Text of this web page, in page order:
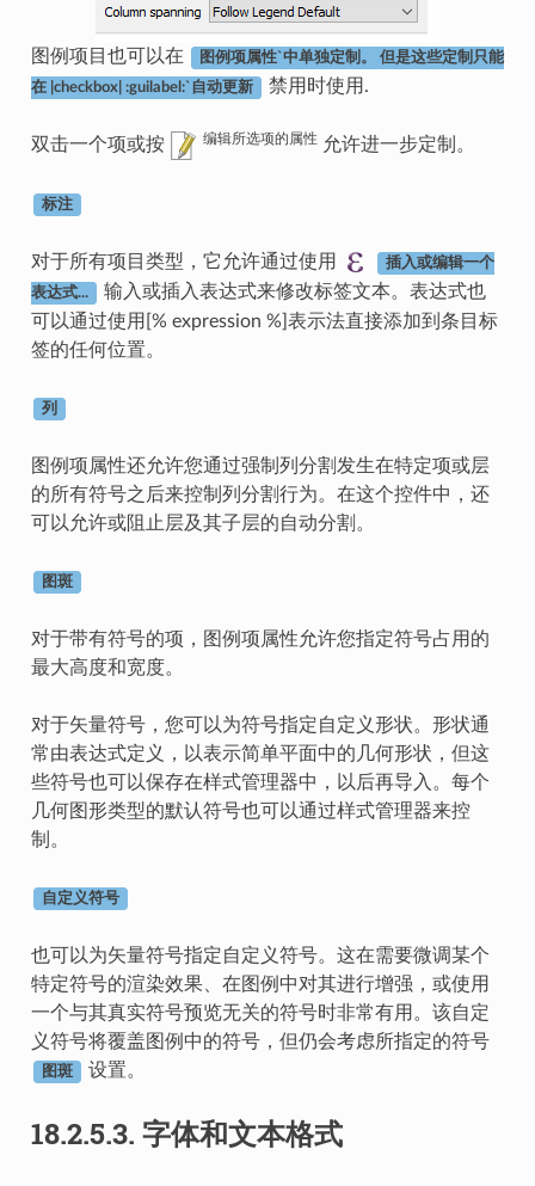
图例项目也可以在 图例项属性`中单独定制。 但是这些定制只能
在 |checkbox| :guilabel:`自动更新 禁用时使用.
双击一个项或按 编辑所选项的属性允许进一步定制。
标注
对于所有项目类型，它允许通过使用 插入或编辑一个
表达式...
输入或插入表达式来修改标签文本。表达式也
可以通过使用[% expression %]表示法直接添加到条目标
签的任何位置。
列
图例项属性还允许您通过强制列分割发生在特定项或层
的所有符号之后来控制列分割行为。在这个控件中，还
可以允许或阻止层及其子层的自动分割。
图斑
对于带有符号的项，图例项属性允许您指定符号占用的
最大高度和宽度。
对于矢量符号，您可以为符号指定自定义形状。形状通
常由表达式定义，以表示简单平面中的几何形状，但这
些符号也可以保存在样式管理器中，以后再导入。每个
几何图形类型的默认符号也可以通过样式管理器来控
制。
自定义符号
也可以为矢量符号指定自定义符号。这在需要微调某个
特定符号的渲染效果、在图例中对其进行增强，或使用
一个与其真实符号预览无关的符号时非常有用。该自定
义符号将覆盖图例中的符号，但仍会考虑所指定的符号
图斑 设置。
18.2.5.3. 字体和文本格式